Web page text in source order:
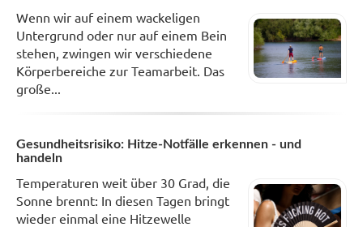
Wenn wir auf einem wackeligen
Untergrund oder nur auf einem Bein
stehen, zwingen wir verschiedene
Körperbereiche zur Teamarbeit. Das
große...
Gesundheitsrisiko: Hitze-Notfälle erkennen - und
handeln
Temperaturen weit über 30 Grad, die
Sonne brennt: In diesen Tagen bringt
wieder einmal eine Hitzewelle